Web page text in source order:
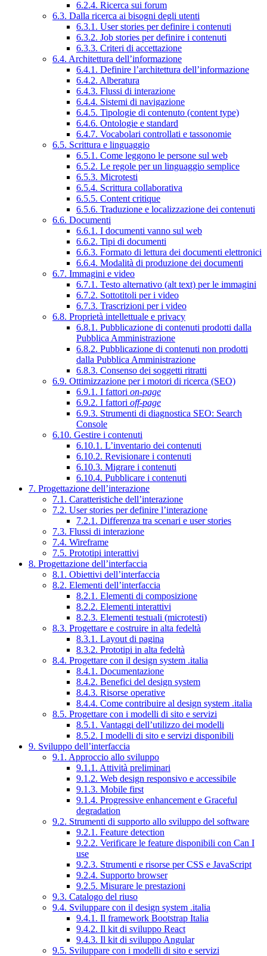
6.2.4. Ricerca sui forum
6.3. Dalla ricerca ai bisogni degli utenti
6.3.1. User stories per definire i contenuti
6.3.2. Job stories per definire i contenuti
6.3.3. Criteri di accettazione
6.4. Architettura dell’informazione
6.4.1. Definire l’architettura dell’informazione
6.4.2. Alberatura
6.4.3. Flussi di interazione
6.4.4. Sistemi di navigazione
6.4.5. Tipologie di contenuto (content type)
6.4.6. Ontologie e standard
6.4.7. Vocabolari controllati e tassonomie
6.5. Scrittura e linguaggio
6.5.1. Come leggono le persone sul web
6.5.2. Le regole per un linguaggio semplice
6.5.3. Microtesti
6.5.4. Scrittura collaborativa
6.5.5. Content critique
6.5.6. Traduzione e localizzazione dei contenuti
6.6. Documenti
6.6.1. I documenti vanno sul web
6.6.2. Tipi di documenti
6.6.3. Formato di lettura dei documenti elettronici
6.6.4. Modalità di produzione dei documenti
6.7. Immagini e video
6.7.1. Testo alternativo (alt text) per le immagini
6.7.2. Sottotitoli per i video
6.7.3. Trascrizioni per i video
6.8. Proprietà intellettuale e privacy
6.8.1. Pubblicazione di contenuti prodotti dalla
Pubblica Amministrazione
6.8.2. Pubblicazione di contenuti non prodotti
dalla Pubblica Amministrazione
6.8.3. Consenso dei soggetti ritratti
6.9. Ottimizzazione per i motori di ricerca (SEO)
6.9.1. I fattori on-page
6.9.2. I fattori off-page
6.9.3. Strumenti di diagnostica SEO: Search
Console
6.10. Gestire i contenuti
6.10.1. L’inventario dei contenuti
6.10.2. Revisionare i contenuti
6.10.3. Migrare i contenuti
6.10.4. Pubblicare i contenuti
7. Progettazione dell’interazione
7.1. Caratteristiche dell’interazione
7.2. User stories per definire l’interazione
7.2.1. Differenza tra scenari e user stories
7.3. Flussi di interazione
7.4. Wireframe
7.5. Prototipi interattivi
8. Progettazione dell’interfaccia
8.1. Obiettivi dell’interfaccia
8.2. Elementi dell’interfaccia
8.2.1. Elementi di composizione
8.2.2. Elementi interattivi
8.2.3. Elementi testuali (microtesti)
8.3. Progettare e costruire in alta fedeltà
8.3.1. Layout di pagina
8.3.2. Prototipi in alta fedeltà
8.4. Progettare con il design system .italia
8.4.1. Documentazione
8.4.2. Benefici del design system
8.4.3. Risorse operative
8.4.4. Come contribuire al design system .italia
8.5. Progettare con i modelli di sito e servizi
8.5.1. Vantaggi dell’utilizzo dei modelli
8.5.2. I modelli di sito e servizi disponibili
9. Sviluppo dell’interfaccia
9.1. Approccio allo sviluppo
9.1.1. Attività preliminari
9.1.2. Web design responsivo e accessibile
9.1.3. Mobile first
9.1.4. Progressive enhancement e Graceful
degradation
9.2. Strumenti di supporto allo sviluppo del software
9.2.1. Feature detection
9.2.2. Verificare le feature disponibili con Can I
use
9.2.3. Strumenti e risorse per CSS e JavaScript
9.2.4. Supporto browser
9.2.5. Misurare le prestazioni
9.3. Catalogo del riuso
9.4. Sviluppare con il design system .italia
9.4.1. Il framework Bootstrap Italia
9.4.2. Il kit di sviluppo React
9.4.3. Il kit di sviluppo Angular
9.5. Sviluppare con i modelli di sito e servizi